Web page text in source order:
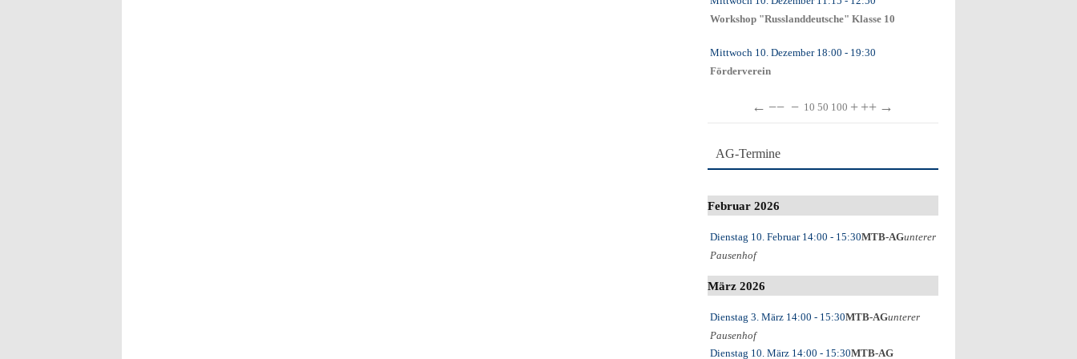
Workshop "Russlanddeutsche" Klasse 10
Mittwoch 10. Dezember18:00 - 19:30
Förderverein
← −− − 10 50 100 + ++ →
AG-Termine
Februar 2026
Dienstag 10. Februar14:00 - 15:30MTB-AGunterer
Pausenhof
März 2026
Dienstag 3. März14:00 - 15:30MTB-AGunterer
Pausenhof
Dienstag 10. März14:00 - 15:30MTB-AG